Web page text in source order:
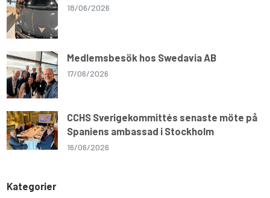
18/06/2026
Medlemsbesök hos Swedavia AB
17/06/2026
CCHS Sverigekommittés senaste möte på
Spaniens ambassad i Stockholm
16/06/2026
Kategorier